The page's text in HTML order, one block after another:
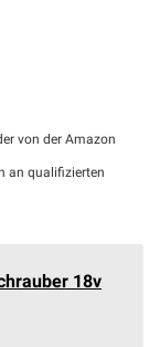
von der Amazon
an qualifizierten
18v